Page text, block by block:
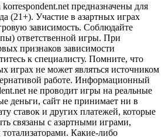
предназначены для
(21+). Участие в азартных играх
зависимость. Соблюдайте
ответственной игры. При
признаков зависимости
к специалисту. Помните, что
играх не может являться источником
работе. Информационный
не проводит игры на реальные
деньги, сайт не принимает ни в
ставок и других платежей, которые
связаны с азартными играми,
Какие-либо